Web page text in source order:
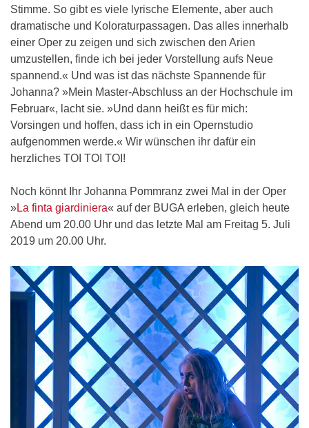
Stimme. So gibt es viele lyrische Elemente, aber auch
dramatische und Koloraturpassagen. Das alles innerhalb
einer Oper zu zeigen und sich zwischen den Arien
umzustellen, finde ich bei jeder Vorstellung aufs Neue
spannend.« Und was ist das nächste Spannende für
Johanna? »Mein Master-Abschluss an der Hochschule im
Februar«, lacht sie. »Und dann heißt es für mich:
Vorsingen und hoffen, dass ich in ein Opernstudio
aufgenommen werde.« Wir wünschen ihr dafür ein
herzliches TOI TOI TOI!
Noch könnt Ihr Johanna Pommranz zwei Mal in der Oper
»La finta giardiniera« auf der BUGA erleben, gleich heute
Abend um 20.00 Uhr und das letzte Mal am Freitag 5. Juli
2019 um 20.00 Uhr.